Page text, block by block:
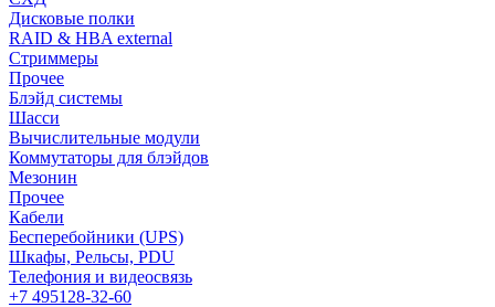
Дисковые полки
RAID & HBA external
Стриммеры
Прочее
Блэйд системы
Шасси
Вычислительные модули
Коммутаторы для блэйдов
Мезонин
Прочее
Кабели
Бесперебойники (UPS)
Шкафы, Рельсы, PDU
Телефония и видеосвязь
+7 495128-32-60